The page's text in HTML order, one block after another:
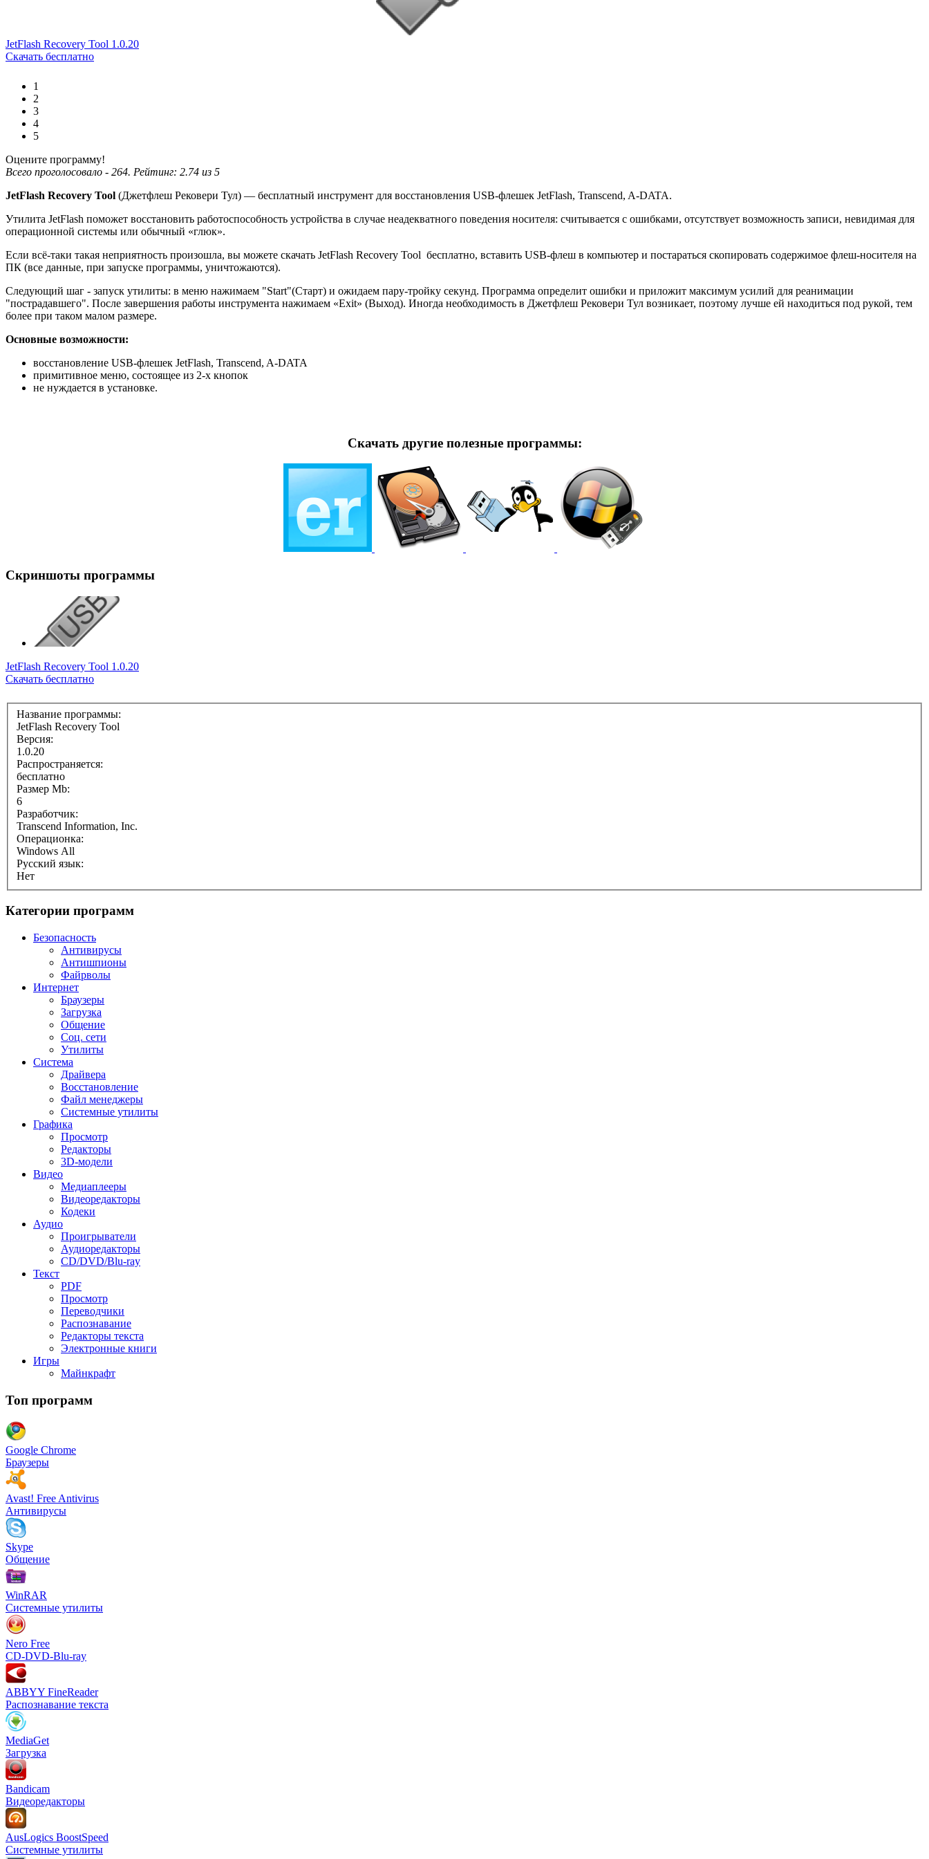
JetFlash Recovery Tool 1.0.20
Скачать бесплатно
1
2
3
4
5
Оцените программу!
Всего проголосовало - 264. Рейтинг: 2.74 из 5
JetFlash Recovery Tool (Джетфлеш Рековери Тул) — бесплатный инструмент для восстановления USB-флешек JetFlash, Transcend, A-DATA.
Утилита JetFlash поможет восстановить работоспособность устройства в случае неадекватного поведения носителя: считывается с ошибками, отсутствует возможность записи, невидимая для
операционной системы или обычный «глюк».
Если всё-таки такая неприятность произошла, вы можете скачать JetFlash Recovery Tool бесплатно, вставить USB-флеш в компьютер и постараться скопировать содержимое флеш-носителя на
ПК (все данные, при запуске программы, уничтожаются).
Следующий шаг - запуск утилиты: в меню нажимаем "Start"(Старт) и ожидаем пару-тройку секунд. Программа определит ошибки и приложит максимум усилий для реанимации
"пострадавшего". После завершения работы инструмента нажимаем «Exit» (Выход). Иногда необходимость в Джетфлеш Рековери Тул возникает, поэтому лучше ей находиться под рукой, тем
более при таком малом размере.
Основные возможности:
восстановление USB-флешек JetFlash, Transcend, A-DATA
примитивное меню, состоящее из 2-х кнопок
не нуждается в установке.
Скачать другие полезные программы:
Скриншоты программы
JetFlash Recovery Tool 1.0.20
Скачать бесплатно
Название программы:
JetFlash Recovery Tool
Версия:
1.0.20
Распространяется:
бесплатно
Размер Mb:
6
Разработчик:
Transcend Information, Inc.
Операционка:
Windows All
Русский язык:
Нет
Категории программ
Безопасность
Антивирусы
Антишпионы
Файрволы
Интернет
Браузеры
Загрузка
Общение
Соц. сети
Утилиты
Система
Драйвера
Восстановление
Файл менеджеры
Системные утилиты
Графика
Просмотр
Редакторы
3D-модели
Видео
Медиаплееры
Видеоредакторы
Кодеки
Аудио
Проигрыватели
Аудиоредакторы
CD/DVD/Blu-ray
Текст
PDF
Просмотр
Переводчики
Распознавание
Редакторы текста
Электронные книги
Игры
Майнкрафт
Топ программ
Google Chrome
Браузеры
Avast! Free Antivirus
Антивирусы
Skype
Общение
WinRAR
Системные утилиты
Nero Free
CD-DVD-Blu-ray
ABBYY FineReader
Распознавание текста
MediaGet
Загрузка
Bandicam
Видеоредакторы
AusLogics BoostSpeed
Системные утилиты